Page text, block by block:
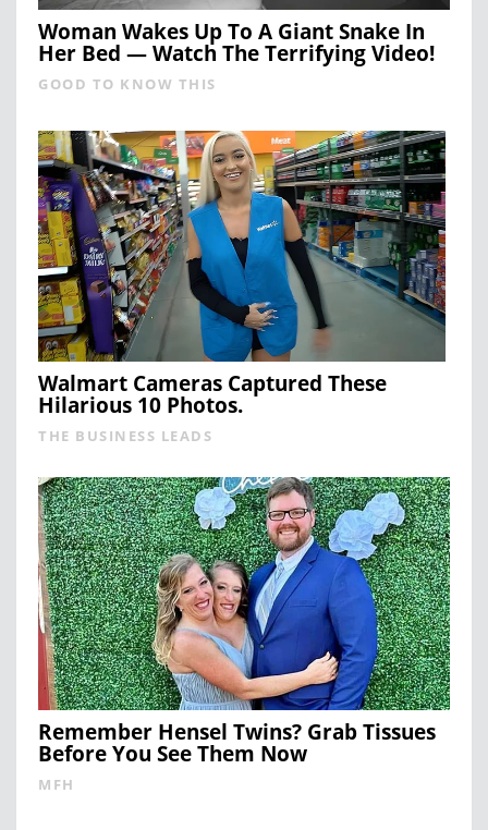
Woman Wakes Up To A Giant Snake In
Her Bed — Watch The Terrifying Video!
GOOD TO KNOW THIS
Walmart Cameras Captured These
Hilarious 10 Photos.
THE BUSINESS LEADS
Remember Hensel Twins? Grab Tissues
Before You See Them Now
MFH